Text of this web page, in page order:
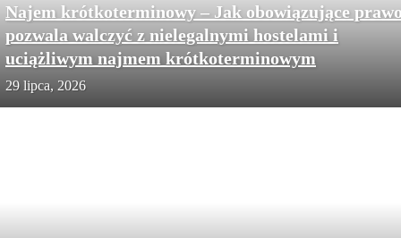
Najem krótkoterminowy – Jak obowiązujące
pozwala walczyć z nielegalnymi hostelami i
uciążliwym najmem krótkoterminowym
29 lipca, 2026